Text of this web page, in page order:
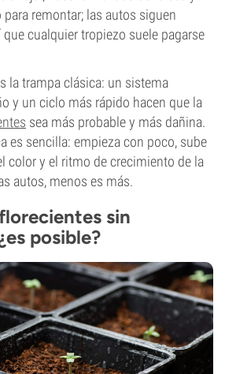
remontar; las autos siguen
cualquier tropiezo suele pagarse
la trampa clásica: un sistema
y un ciclo más rápido hacen que la
sea más probable y más dañina.
es sencilla: empieza con poco, sube
color y el ritmo de crecimiento de la
autos, menos es más.
sin
posible?